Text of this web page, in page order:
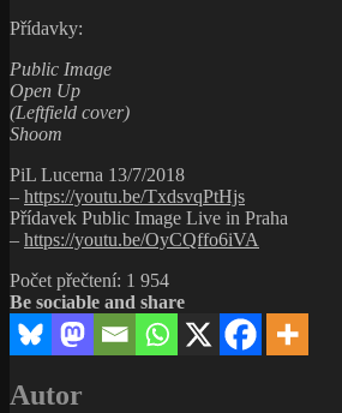
Přídavky:
Public Image
Open Up
(Leftfield cover)
Shoom
PiL Lucerna 13/7/2018
– https://youtu.be/TxdsvqPtHjs
Přídavek Public Image Live in Praha
– https://youtu.be/OyCQffo6iVA
Počet přečtení: 1 954
Be sociable and share
Autor